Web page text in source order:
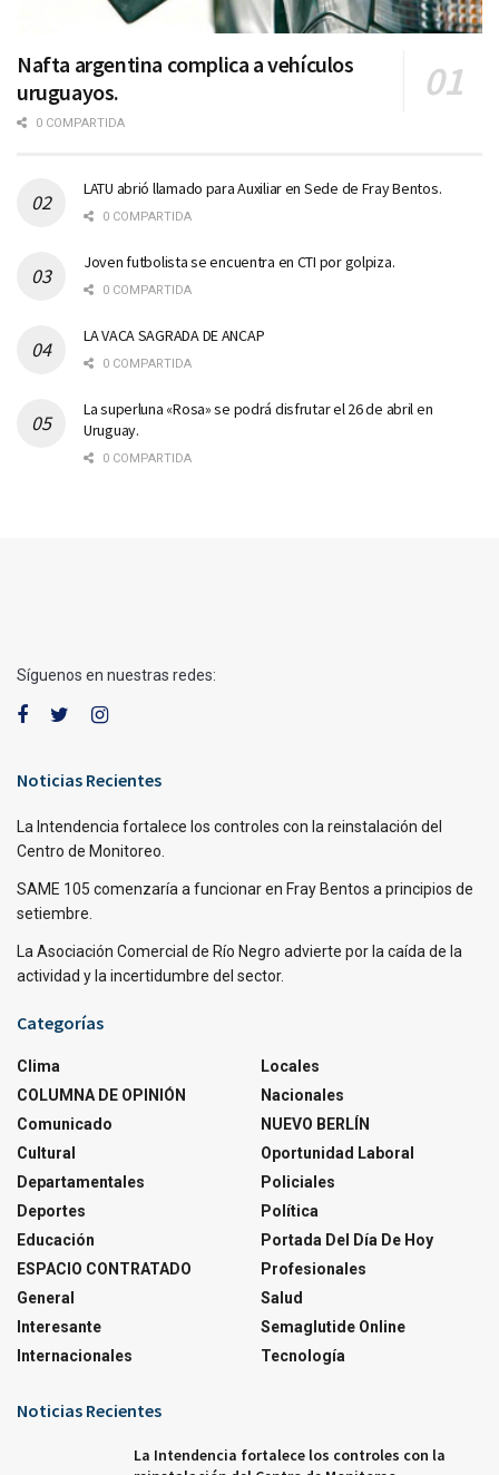
Nafta argentina complica a vehículos
uruguayos.
0 COMPARTIDA
LATU abrió llamado para Auxiliar en Sede de Fray Bentos.
0 COMPARTIDA
Joven futbolista se encuentra en CTI por golpiza.
0 COMPARTIDA
LA VACA SAGRADA DE ANCAP
0 COMPARTIDA
La superluna «Rosa» se podrá disfrutar el 26 de abril en
Uruguay.
0 COMPARTIDA
Síguenos en nuestras redes:
Noticias Recientes
La Intendencia fortalece los controles con la reinstalación del
Centro de Monitoreo.
SAME 105 comenzaría a funcionar en Fray Bentos a principios de
setiembre.
La Asociación Comercial de Río Negro advierte por la caída de la
actividad y la incertidumbre del sector.
Categorías
Clima
COLUMNA DE OPINIÓN
Comunicado
Cultural
Departamentales
Deportes
Educación
ESPACIO CONTRATADO
General
Interesante
Internacionales
Locales
Nacionales
NUEVO BERLÍN
Oportunidad Laboral
Policiales
Política
Portada Del Día De Hoy
Profesionales
Salud
Semaglutide Online
Tecnología
Noticias Recientes
La Intendencia fortalece los controles con la